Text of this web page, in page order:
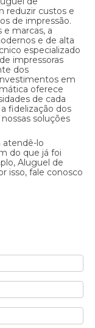
reduzir custos e
de impressão.
marcas, a
e de alta
especializado
impressoras
dos
em
oferece
de cada
fidelização dos
soluções
atendê-lo
do que já foi
Aluguel de
isso, fale conosco